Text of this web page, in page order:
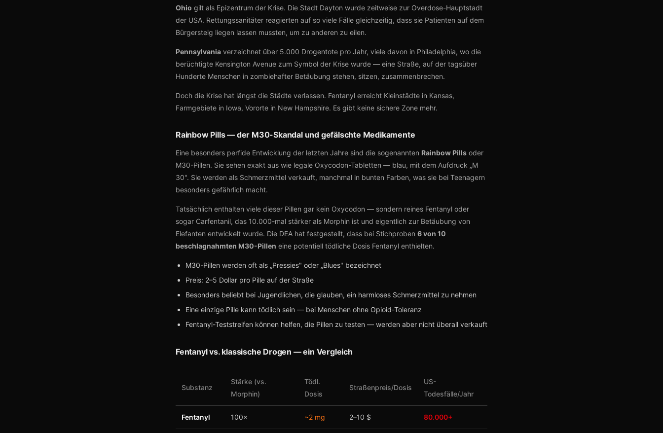
Ohio gilt als Epizentrum der Krise. Die Stadt Dayton wurde zeitweise zur Overdose-Hauptstadt
der USA. Rettungssanitäter reagierten auf so viele Fälle gleichzeitig, dass sie Patienten auf dem
Bürgersteig liegen lassen mussten, um zu anderen zu eilen.
Pennsylvania verzeichnet über 5.000 Drogentote pro Jahr, viele davon in Philadelphia, wo die
berüchtigte Kensington Avenue zum Symbol der Krise wurde — eine Straße, auf der tagsüber
Hunderte Menschen in zombiehafter Betäubung stehen, sitzen, zusammenbrechen.
Doch die Krise hat längst die Städte verlassen. Fentanyl erreicht Kleinstädte in Kansas,
Farmgebiete in Iowa, Vororte in New Hampshire. Es gibt keine sichere Zone mehr.
Rainbow Pills — der M30-Skandal und gefälschte Medikamente
Eine besonders perfide Entwicklung der letzten Jahre sind die sogenannten Rainbow Pills oder
M30-Pillen. Sie sehen exakt aus wie legale Oxycodon-Tabletten — blau, mit dem Aufdruck „M
30". Sie werden als Schmerzmittel verkauft, manchmal in bunten Farben, was sie bei Teenagern
besonders gefährlich macht.
Tatsächlich enthalten viele dieser Pillen gar kein Oxycodon — sondern reines Fentanyl oder
sogar Carfentanil, das 10.000-mal stärker als Morphin ist und eigentlich zur Betäubung von
Elefanten entwickelt wurde. Die DEA hat festgestellt, dass bei Stichproben 6 von 10
beschlagnahmten M30-Pillen eine potentiell tödliche Dosis Fentanyl enthielten.
M30-Pillen werden oft als „Pressies" oder „Blues" bezeichnet
Preis: 2–5 Dollar pro Pille auf der Straße
Besonders beliebt bei Jugendlichen, die glauben, ein harmloses Schmerzmittel zu nehmen
Eine einzige Pille kann tödlich sein — bei Menschen ohne Opioid-Toleranz
Fentanyl-Teststreifen können helfen, die Pillen zu testen — werden aber nicht überall verkauft
Fentanyl vs. klassische Drogen — ein Vergleich
Substanz
Stärke (vs.
Morphin)
Tödl.
Dosis
Straßenpreis/Dosis
US-
Todesfälle/Jahr
Fentanyl 100× ~2 mg 2–10 $ 80.000+